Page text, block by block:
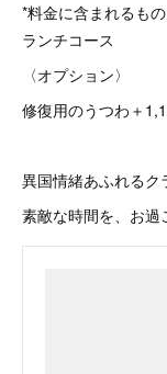
*料金に含まれるも
ランチコース
〈オプション〉
修復用のうつわ＋
異国情緒あふれるク
素敵な時間を、お過